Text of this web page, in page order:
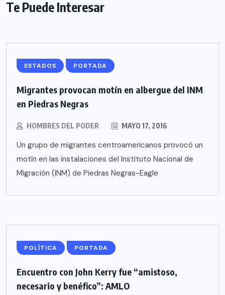
Te Puede Interesar
ESTADOS PORTADA
Migrantes provocan motín en albergue del INM
en Piedras Negras
HOMBRES DEL PODER MAYO 17, 2016
Un grupo de migrantes centroamericanos provocó un
motín en las instalaciones del Instituto Nacional de
Migración (INM) de Piedras Negras-Eagle
POLÍTICA PORTADA
Encuentro con John Kerry fue “amistoso,
necesario y benéfico”: AMLO